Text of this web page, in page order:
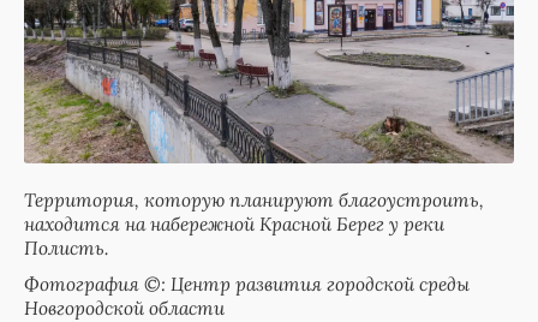
Территория, которую планируют благоустроить,
находится на набережной Красной Берег у реки
Полисть.
Фотография ©: Центр развития городской среды
Новгородской области